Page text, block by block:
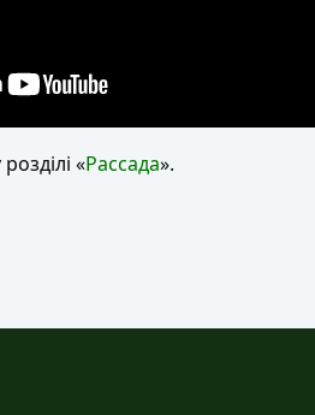
«Рассада».